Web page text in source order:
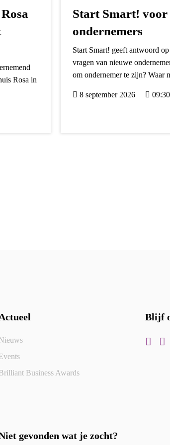
Rosa in
Start Smart! voor
ondernemers
Start Smart! geeft antwoord
vragen van nieuwe
om ondernemer te zijn? Waar
8 september 2026 09:30
Business Awards
Blijf
gevonden wat je zocht?